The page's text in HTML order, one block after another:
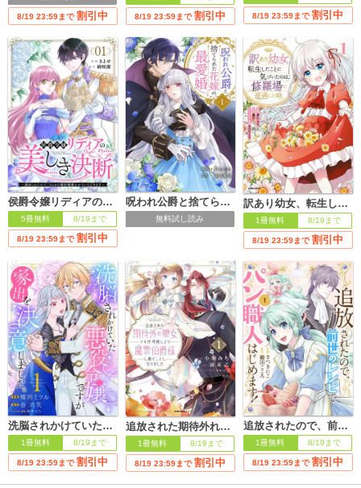
8/19 23:59まで 割引中 8/19 23:59まで 割引中 8/19 23:59まで 割引中
侯爵令嬢リディアの美しき決断～裏切られたのでこちらから婚約破棄させていただきます～
5冊無料 8/19まで
8/19 23:59まで 割引中
呪われ公爵と捨てられた花嫁の最愛婚【電子単行本版】
無料試し読み
訳あり幼女、転生したことに気づいたのは、修羅場に遭遇した時。【単行本版】
1冊無料 8/19まで
8/19 23:59まで 割引中
洗脳されかけていた悪役令嬢ですが家出を決意しました。【電子単行本版／特典おまけ付き】
1冊無料 8/19まで
8/19 23:59まで 割引中
追放された期待外れ聖女ですが、聖婚により魔霊伯爵様に嫁ぐことになりました【単行本版】
1冊無料 8/19まで
8/19 23:59まで 割引中
追放されたので、前世のレシピでパン職人はじめます！【電子単行本版／特典おまけ付き】
1冊無料 8/19まで
8/19 23:59まで 割引中